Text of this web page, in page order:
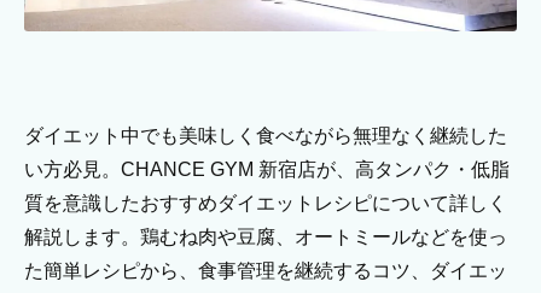
ダイエット中でも美味しく食べながら無理なく継続した
い方必見。CHANCE GYM 新宿店が、高タンパク・低脂
質を意識したおすすめダイエットレシピについて詳しく
解説します。鶏むね肉や豆腐、オートミールなどを使っ
た簡単レシピから、食事管理を継続するコツ、ダイエッ